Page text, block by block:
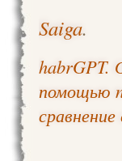
Saiga.
habrGPT.
помощью